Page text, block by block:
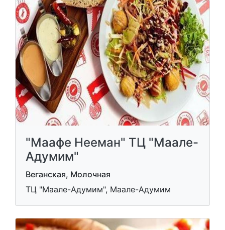
"Маафе Нееман" ТЦ "Маале-
Адумим"
Веганская, Молочная
ТЦ "Маале-Адумим", Маале-Адумим